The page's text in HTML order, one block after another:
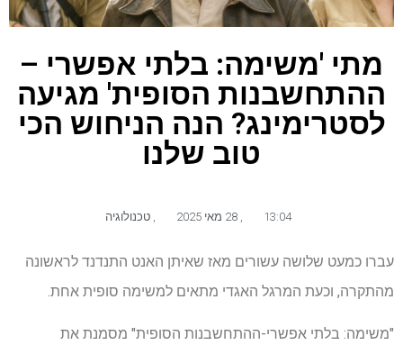
מתי 'משימה: בלתי אפשרי –
ההתחשבנות הסופית' מגיעה
לסטרימינג? הנה הניחוש הכי
טוב שלנו
13:04 28 מאי 2025 טכנולוגיה
עברו כמעט שלושה עשורים מאז שאיתן האנט התנדנד לראשונה
מהתקרה, וכעת המרגל האגדי מתאים למשימה סופית אחת.
"משימה: בלתי אפשרי-ההתחשבנות הסופית" מסמנת את